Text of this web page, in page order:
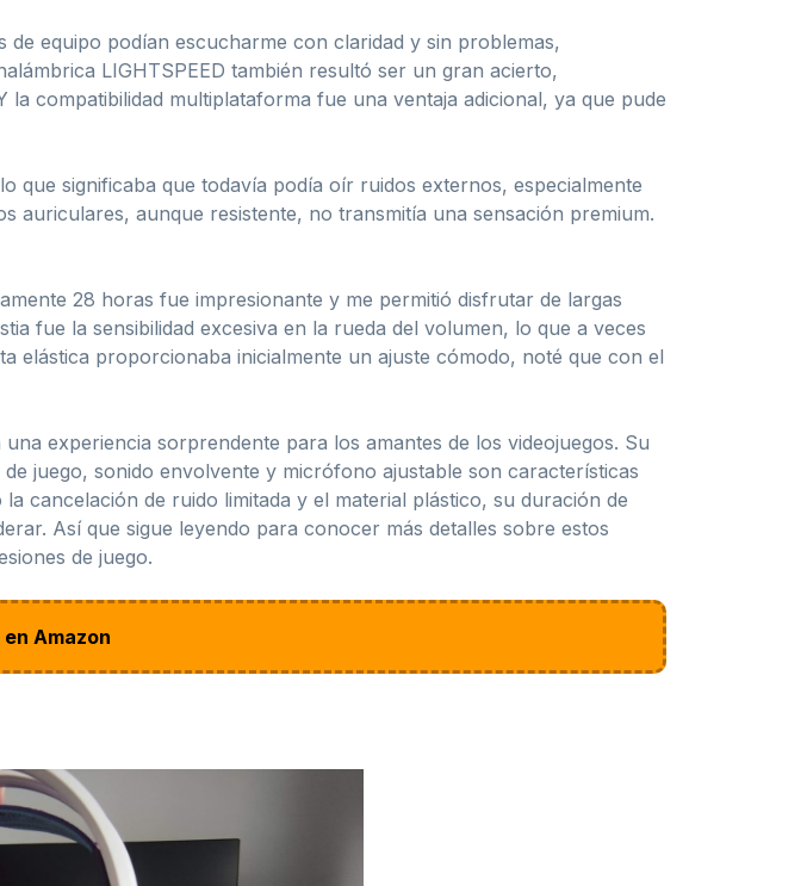
equipo podían escucharme con claridad y sin problemas,
LIGHTSPEED también resultó ser un gran acierto,
compatibilidad multiplataforma fue una ventaja adicional, ya que pude
que significaba que todavía podía oír ruidos externos, especialmente
auriculares, aunque resistente, no transmitía una sensación premium.
28 horas fue impresionante y me permitió disfrutar de largas
fue la sensibilidad excesiva en la rueda del volumen, lo que a veces
elástica proporcionaba inicialmente un ajuste cómodo, noté que con el
experiencia sorprendente para los amantes de los videojuegos. Su
juego, sonido envolvente y micrófono ajustable son características
cancelación de ruido limitada y el material plástico, su duración de
Así que sigue leyendo para conocer más detalles sobre estos
de juego.
Amazon